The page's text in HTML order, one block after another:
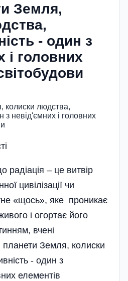
Земля,
- один з
і головних
радіація – це витвір
цивілізації чи
«щось», яке проникає
і огортає його
вчені
Земля, колиски
- один з
елементів